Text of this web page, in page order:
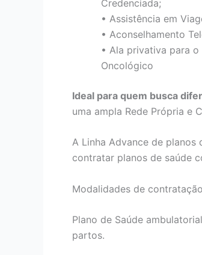
Credenciada;
• Assistência em
• Aconselhamento
• Ala privativa para
Oncológico
Ideal para quem busca
uma ampla Rede Própria e
A Linha Advance de planos
contratar planos de saúde
Modalidades de contratação
Plano de Saúde
partos.